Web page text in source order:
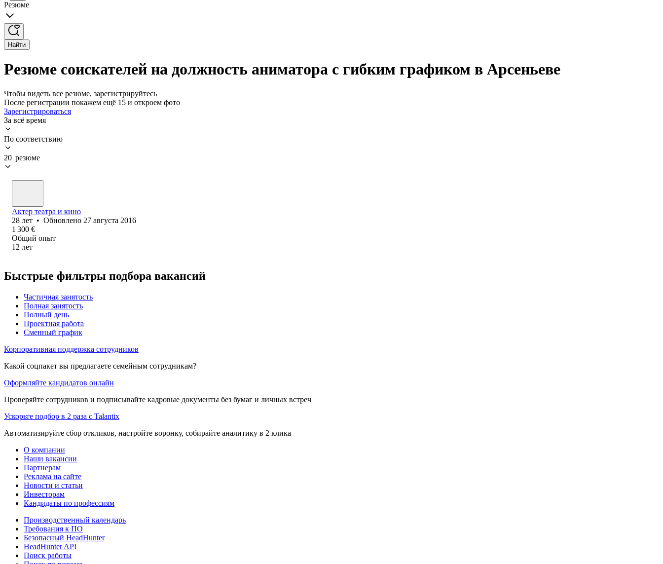
Резюме
Найти
Резюме соискателей на должность аниматора с гибким графиком в Арсеньеве
Чтобы видеть все резюме, зарегистрируйтесь
После регистрации покажем ещё 15 и откроем фото
Зарегистрироваться
За всё время
По соответствию
20 резюме
Актер театра и кино
28 лет • Обновлено 27 августа 2016
1 300 €
Общий опыт
12 лет
Быстрые фильтры подбора вакансий
Частичная занятость
Полная занятость
Полный день
Проектная работа
Сменный график
Корпоративная поддержка сотрудников
Какой соцпакет вы предлагаете семейным сотрудникам?
Оформляйте кандидатов онлайн
Проверяйте сотрудников и подписывайте кадровые документы без бумаг и личных встреч
Ускорьте подбор в 2 раза с Talantix
Автоматизируйте сбор откликов, настройте воронку, собирайте аналитику в 2 клика
О компании
Наши вакансии
Партнерам
Реклама на сайте
Новости и статьи
Инвесторам
Кандидаты по профессиям
Производственный календарь
Требования к ПО
Безопасный HeadHunter
HeadHunter API
Поиск работы